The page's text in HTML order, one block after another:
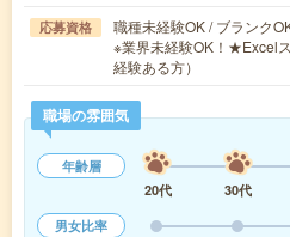
応募資格
職種未経験OK / ブランク
※業界未経験OK！★Excel
経験ある方）
職場の雰囲気
年齢層
20代
30代
男女比率